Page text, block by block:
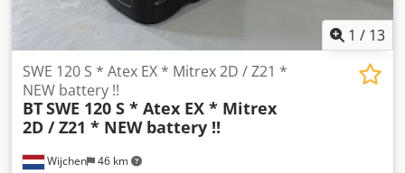
1 / 13
Wijchen 46 km
SWE 120 S * Atex EX * Mitrex 2D / Z21 *
NEW battery !!
BTSWE 120 S * Atex EX * Mitrex
2D / Z21 * NEW battery !!